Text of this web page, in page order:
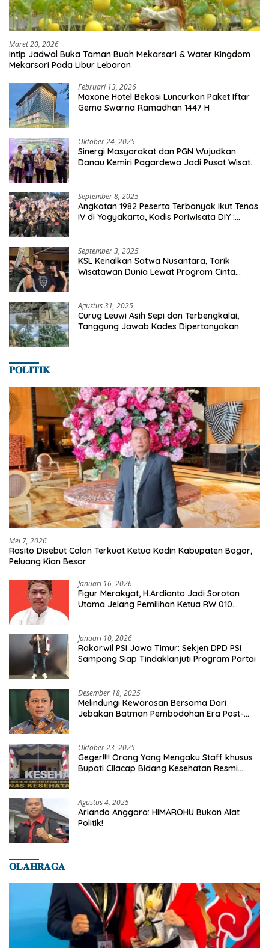
Maret 20, 2026
Intip Jadwal Buka Taman Buah Mekarsari & Water Kingdom
Mekarsari Pada Libur Lebaran
Februari 13, 2026
Maxone Hotel Bekasi Luncurkan Paket Iftar
Gema Swarna Ramadhan 1447 H
Oktober 24, 2025
Sinergi Masyarakat dan PGN Wujudkan
Danau Kemiri Pagardewa Jadi Pusat Wisata
September 8, 2025
Angkatan 1982 Peserta Terbanyak Ikut Tenas
IV di Yogyakarta, Kadis Pariwisata DIY :
September 3, 2025
KSL Kenalkan Satwa Nusantara, Tarik
Wisatawan Dunia Lewat Program Cinta
Agustus 31, 2025
Curug Leuwi Asih Sepi dan Terbengkalai,
Tanggung Jawab Kades Dipertanyakan
𝐏𝐎𝐋𝐈𝐓𝐈𝐊
Mei 7, 2026
Rasito Disebut Calon Terkuat Ketua Kadin Kabupaten Bogor,
Peluang Kian Besar
Januari 16, 2026
Figur Merakyat, H.Ardianto Jadi Sorotan
Utama Jelang Pemilihan Ketua RW 010
Januari 10, 2026
Rakorwil PSI Jawa Timur: Sekjen DPD PSI
Sampang Siap Tindaklanjuti Program Partai
Desember 18, 2025
Melindungi Kewarasan Bersama Dari
Jebakan Batman Pembodohan Era Post-
Oktober 23, 2025
Geger!!!! Orang Yang Mengaku Staff khusus
Bupati Cilacap Bidang Kesehatan Resmi
Agustus 4, 2025
Ariando Anggara: HIMAROHU Bukan Alat
Politik!
𝐎𝐋𝐀𝐇𝐑𝐀𝐆𝐀